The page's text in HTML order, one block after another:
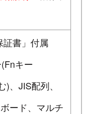
証書」付属
キー
、JIS配列、
ード、マルチ